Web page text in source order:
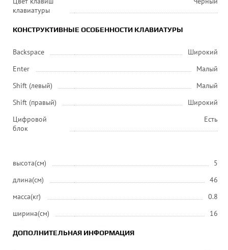
клавиатуры
КОНСТРУКТИВНЫЕ ОСОБЕННОСТИ КЛАВИАТУРЫ
Backspace
Широкий
Enter
Малый
Shift (левый)
Малый
Shift (правый)
Широкий
Цифровой
блок
Есть
высота(см)
5
длина(см)
46
масса(кг)
0.8
ширина(см)
16
ДОПОЛНИТЕЛЬНАЯ ИНФОРМАЦИЯ